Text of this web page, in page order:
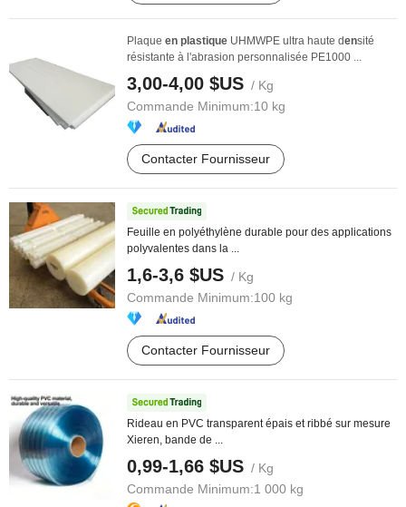
Plaque en plastique UHMWPE ultra haute densité
résistante à l'abrasion personnalisée PE1000 ...
3,00-4,00 $US / Kg
Commande Minimum:10 kg
Contacter Fournisseur
Feuille en polyéthylène durable pour des applications
polyvalentes dans la ...
1,6-3,6 $US / Kg
Commande Minimum:100 kg
Contacter Fournisseur
Rideau en PVC transparent épais et ribbé sur mesure
Xieren, bande de ...
0,99-1,66 $US / Kg
Commande Minimum:1 000 kg